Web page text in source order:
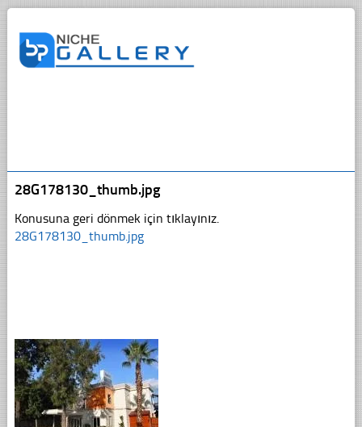
28G178130_thumb.jpg
Konusuna geri dönmek için tıklayınız.
28G178130_thumb.jpg